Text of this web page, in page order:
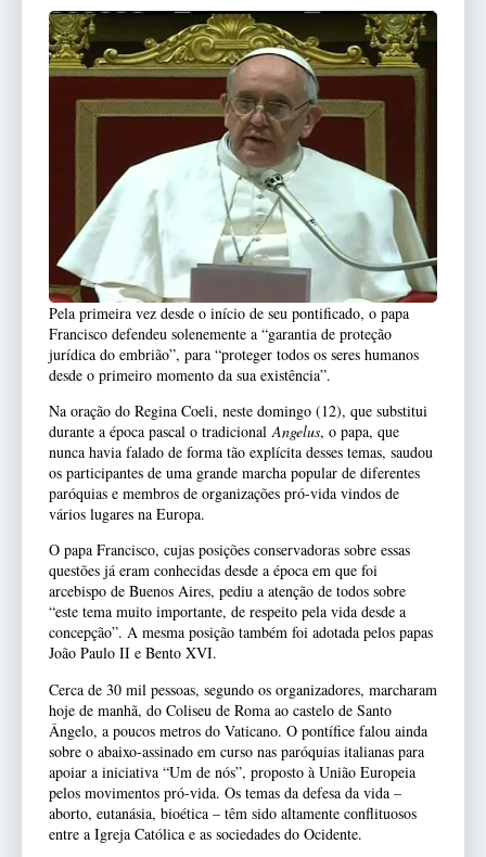
Pela primeira vez desde o início de seu pontificado, o papa
Francisco defendeu solenemente a “garantia de proteção
jurídica do embrião”, para “proteger todos os seres humanos
desde o primeiro momento da sua existência”.
Na oração do Regina Coeli, neste domingo (12), que substitui
durante a época pascal o tradicionalAngelus, o papa, que
nunca havia falado de forma tão explícita desses temas, saudou
os participantes de uma grande marcha popular de diferentes
paróquias e membros de organizações pró-vida vindos de
vários lugares na Europa.
O papa Francisco, cujas posições conservadoras sobre essas
questões já eram conhecidas desde a época em que foi
arcebispo de Buenos Aires, pediu a atenção de todos sobre
“este tema muito importante, de respeito pela vida desde a
concepção”. A mesma posição também foi adotada pelos papas
João Paulo II e Bento XVI.
Cerca de 30 mil pessoas, segundo os organizadores, marcharam
hoje de manhã, do Coliseu de Roma ao castelo de Santo
Ângelo, a poucos metros do Vaticano. O pontífice falou ainda
sobre o abaixo-assinado em curso nas paróquias italianas para
apoiar a iniciativa “Um de nós”, proposto à União Europeia
pelos movimentos pró-vida. Os temas da defesa da vida –
aborto, eutanásia, bioética – têm sido altamente conflituosos
entre a Igreja Católica e as sociedades do Ocidente.